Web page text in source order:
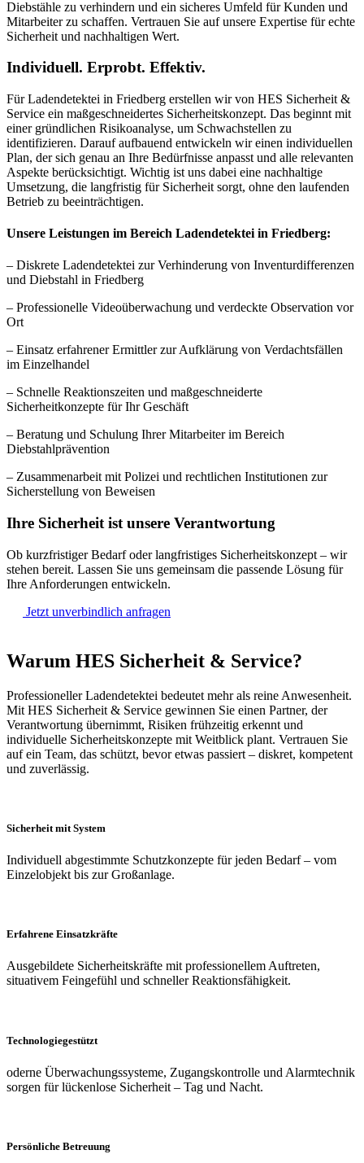
Diebstähle zu verhindern und ein sicheres Umfeld für Kunden und
Mitarbeiter zu schaffen. Vertrauen Sie auf unsere Expertise für echte
Sicherheit und nachhaltigen Wert.
Individuell. Erprobt. Effektiv.
Für Ladendetektei in Friedberg erstellen wir von HES Sicherheit &
Service ein maßgeschneidertes Sicherheitskonzept. Das beginnt mit
einer gründlichen Risikoanalyse, um Schwachstellen zu
identifizieren. Darauf aufbauend entwickeln wir einen individuellen
Plan, der sich genau an Ihre Bedürfnisse anpasst und alle relevanten
Aspekte berücksichtigt. Wichtig ist uns dabei eine nachhaltige
Umsetzung, die langfristig für Sicherheit sorgt, ohne den laufenden
Betrieb zu beeinträchtigen.
Unsere Leistungen im Bereich Ladendetektei in Friedberg:
– Diskrete Ladendetektei zur Verhinderung von Inventurdifferenzen
und Diebstahl in Friedberg
– Professionelle Videoüberwachung und verdeckte Observation vor
Ort
– Einsatz erfahrener Ermittler zur Aufklärung von Verdachtsfällen
im Einzelhandel
– Schnelle Reaktionszeiten und maßgeschneiderte
Sicherheitkonzepte für Ihr Geschäft
– Beratung und Schulung Ihrer Mitarbeiter im Bereich
Diebstahlprävention
– Zusammenarbeit mit Polizei und rechtlichen Institutionen zur
Sicherstellung von Beweisen
Ihre Sicherheit ist unsere Verantwortung
Ob kurzfristiger Bedarf oder langfristiges Sicherheitskonzept – wir
stehen bereit. Lassen Sie uns gemeinsam die passende Lösung für
Ihre Anforderungen entwickeln.
Jetzt unverbindlich anfragen
Warum HES Sicherheit & Service?
Professioneller Ladendetektei bedeutet mehr als reine Anwesenheit.
Mit HES Sicherheit & Service gewinnen Sie einen Partner, der
Verantwortung übernimmt, Risiken frühzeitig erkennt und
individuelle Sicherheitskonzepte mit Weitblick plant. Vertrauen Sie
auf ein Team, das schützt, bevor etwas passiert – diskret, kompetent
und zuverlässig.
Sicherheit mit System
Individuell abgestimmte Schutzkonzepte für jeden Bedarf – vom
Einzelobjekt bis zur Großanlage.
Erfahrene Einsatzkräfte
Ausgebildete Sicherheitskräfte mit professionellem Auftreten,
situativem Feingefühl und schneller Reaktionsfähigkeit.
Technologiegestützt
oderne Überwachungssysteme, Zugangskontrolle und Alarmtechnik
sorgen für lückenlose Sicherheit – Tag und Nacht.
Persönliche Betreuung